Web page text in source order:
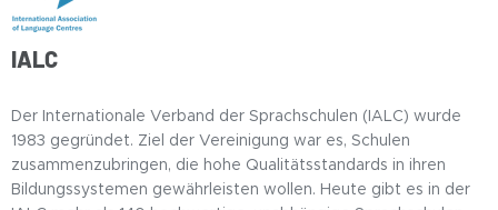
IALC
Der Internationale Verband der Sprachschulen (IALC) wurde
1983 gegründet. Ziel der Vereinigung war es, Schulen
zusammenzubringen, die hohe Qualitätsstandards in ihren
Bildungssystemen gewährleisten wollen. Heute gibt es in der